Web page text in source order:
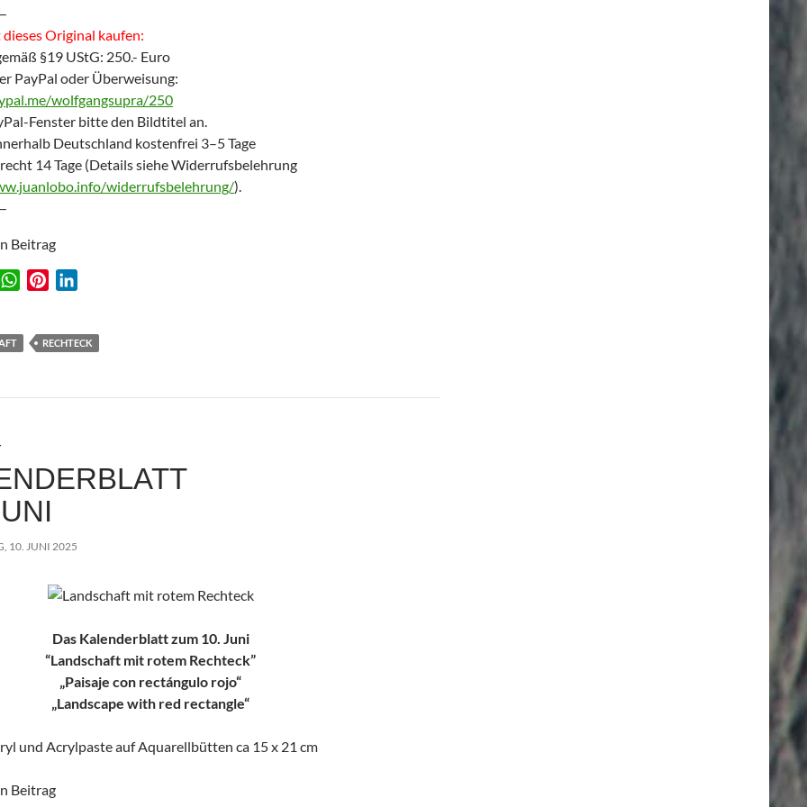
Original kaufen:
§19 UStG: 250.- Euro
PayPal oder Überweisung:
wolfgangsupra/250
Fenster bitte den Bildtitel an.
Deutschland kostenfrei 3–5 Tage
14 Tage (Details siehe Widerrufsbelehrung
widerrufsbelehrung/).
Beitrag
W
t
k
RECHTECK
10. JUNI 2025
Das Kalenderblatt zum 10. Juni
“Landschaft mit rotem Rechteck”
„Paisaje con rectángulo rojo“
„Landscape with red rectangle“
und Acrylpaste auf Aquarellbütten ca 15 x 21 cm
Beitrag